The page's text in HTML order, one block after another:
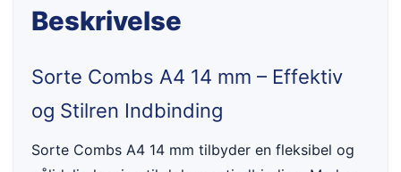
Beskrivelse
Sorte Combs A4 14 mm – Effektiv
og Stilren Indbinding
Sorte Combs A4 14 mm tilbyder en fleksibel og